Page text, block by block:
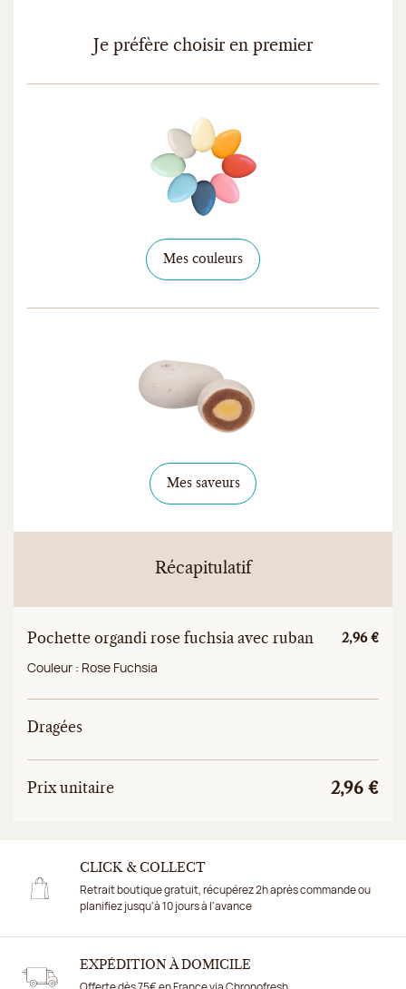
Je préfère choisir en premier
Mes couleurs
Mes saveurs
Récapitulatif
Pochette organdi rose fuchsia avec ruban Prix
2,96 €
Couleur : Rose Fuchsia
Dragées
Prix unitaire total
Prix unitaire 2,96 €
CLICK & COLLECT
Retrait boutique gratuit, récupérez 2h après commande ou
planifiez jusqu'à 10 jours à l'avance
EXPÉDITION À DOMICILE